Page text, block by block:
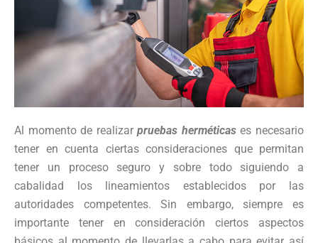
Al momento de realizarpruebas herméticases necesario
tener en cuenta ciertas consideraciones que permitan
tener un proceso seguro y sobre todo siguiendo a
cabalidad los lineamientos establecidos por las
autoridades competentes. Sin embargo, siempre es
importante tener en consideración ciertos aspectos